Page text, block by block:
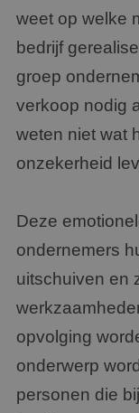
weet op welke
bedrijf
groep
verkoop nodig
weten niet wat
onzekerheid
Deze
ondernemers
uitschuiven en
opvolging
onderwerp
personen die